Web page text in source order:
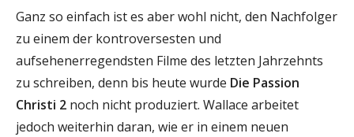
Ganz so einfach ist es aber wohl nicht, den Nachfolger
zu einem der kontroversesten und
aufsehenerregendsten Filme des letzten Jahrzehnts
zu schreiben, denn bis heute wurde Die Passion
Christi 2 noch nicht produziert. Wallace arbeitet
jedoch weiterhin daran, wie er in einem neuen